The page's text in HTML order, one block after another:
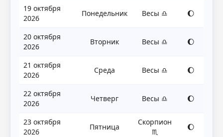
19 октября
2026
Понедельник Весы ♎ 🌔
20 октября
2026
Вторник Весы ♎ 🌔
21 октября
2026
Среда Весы ♎ 🌔
22 октября
2026
Четверг Весы ♎ 🌔
23 октября
2026
Пятница
Скорпион
♏
🌔